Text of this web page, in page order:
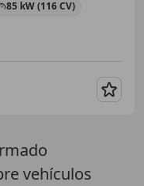
85 kW (116 CV)
vehículos